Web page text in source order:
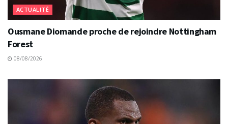
ACTUALITÉ
Ousmane Diomande proche de rejoindre Nottingham
Forest
08/08/2026